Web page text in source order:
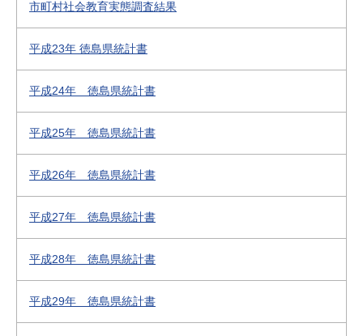
市町村社会教育実態調査結果
平成23年 徳島県統計書
平成24年 徳島県統計書
平成25年 徳島県統計書
平成26年 徳島県統計書
平成27年 徳島県統計書
平成28年 徳島県統計書
平成29年 徳島県統計書